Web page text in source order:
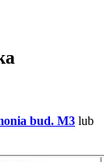
bud. M3 lub